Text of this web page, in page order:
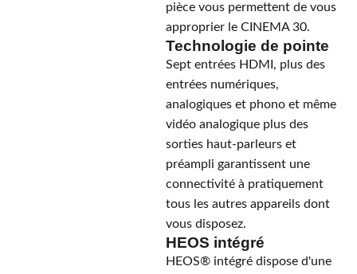
pièce vous permettent de vous
approprier le CINEMA 30.
Technologie de pointe
Sept entrées HDMI, plus des
entrées numériques,
analogiques et phono et même
vidéo analogique plus des
sorties haut-parleurs et
préampli garantissent une
connectivité à pratiquement
tous les autres appareils dont
vous disposez.
HEOS intégré
HEOS® intégré dispose d'une